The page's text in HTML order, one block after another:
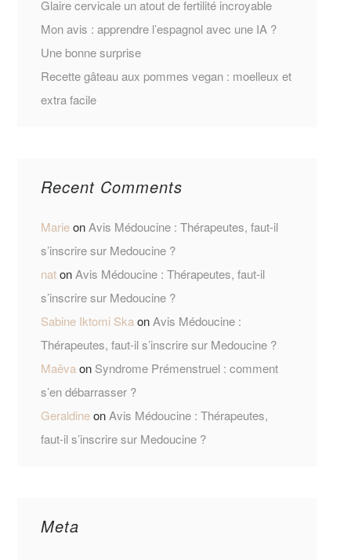
Glaire cervicale un atout de fertilité incroyable
Mon avis : apprendre l’espagnol avec une IA ?
Une bonne surprise
Recette gâteau aux pommes vegan : moelleux et
extra facile
Recent Comments
MarieonAvis Médoucine : Thérapeutes, faut-il
s’inscrire sur Medoucine ?
natonAvis Médoucine : Thérapeutes, faut-il
s’inscrire sur Medoucine ?
Sabine Iktomi SkaonAvis Médoucine :
Thérapeutes, faut-il s’inscrire sur Medoucine ?
Maëvaon Syndrome Prémenstruel : comment
s’en débarrasser ?
GeraldineonAvis Médoucine : Thérapeutes,
faut-il s’inscrire sur Medoucine ?
Meta